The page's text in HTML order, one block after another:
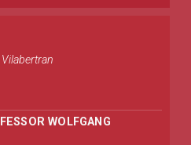
WOLFGANG